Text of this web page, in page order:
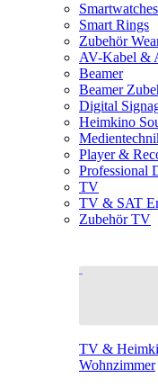
Smartwatches
Smart Rings
Zubehör
AV-Kabel &
Beamer
Beamer
Digital
Heimkino
Player &
Professional
TV
TV & SAT
Zubehör TV
TV &
Wohnzimmer